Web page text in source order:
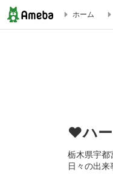
ホーム
♥ハ
栃木県宇都
日々の出